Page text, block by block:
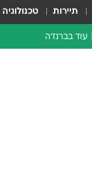
תיירות טכנולוגיה
עוד בברנז'ה